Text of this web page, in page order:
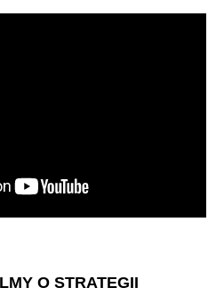
O STRATEGII